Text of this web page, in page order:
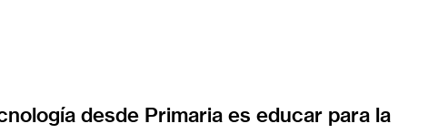
desde Primaria es educar para la